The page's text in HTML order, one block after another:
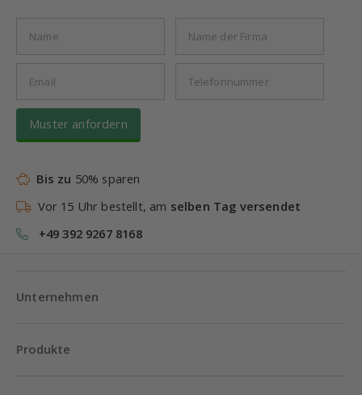
Muster anfordern
Bis zu 50% sparen
Vor 15 Uhr bestellt, am selben Tag versendet
+49 392 9267 8168
Unternehmen
Produkte